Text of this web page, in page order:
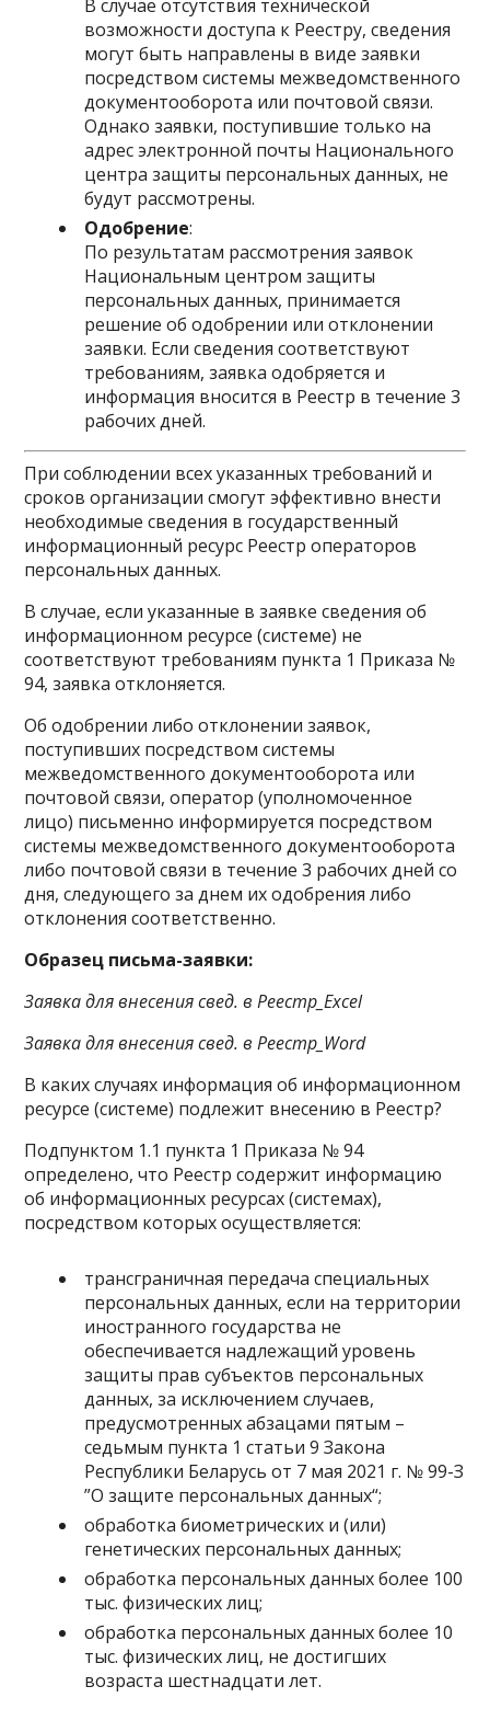
В случае отсутствия технической
возможности доступа к Реестру, сведения
могут быть направлены в виде заявки
посредством системы межведомственного
документооборота или почтовой связи.
Однако заявки, поступившие только на
адрес электронной почты Национального
центра защиты персональных данных, не
будут рассмотрены.
Одобрение:
По результатам рассмотрения заявок
Национальным центром защиты
персональных данных, принимается
решение об одобрении или отклонении
заявки. Если сведения соответствуют
требованиям, заявка одобряется и
информация вносится в Реестр в течение 3
рабочих дней.
При соблюдении всех указанных требований и
сроков организации смогут эффективно внести
необходимые сведения в государственный
информационный ресурс Реестр операторов
персональных данных.
В случае, если указанные в заявке сведения об
информационном ресурсе (системе) не
соответствуют требованиям пункта 1 Приказа №
94, заявка отклоняется.
Об одобрении либо отклонении заявок,
поступивших посредством системы
межведомственного документооборота или
почтовой связи, оператор (уполномоченное
лицо) письменно информируется посредством
системы межведомственного документооборота
либо почтовой связи в течение 3 рабочих дней со
дня, следующего за днем их одобрения либо
отклонения соответственно.
Образец письма-заявки:
Заявка для внесения свед. в Реестр_Excel
Заявка для внесения свед. в Реестр_Word
В каких случаях информация об информационном
ресурсе (системе) подлежит внесению в Реестр?
Подпунктом 1.1 пункта 1 Приказа № 94
определено, что Реестр содержит информацию
об информационных ресурсах (системах),
посредством которых осуществляется:
трансграничная передача специальных
персональных данных, если на территории
иностранного государства не
обеспечивается надлежащий уровень
защиты прав субъектов персональных
данных, за исключением случаев,
предусмотренных абзацами пятым –
седьмым пункта 1 статьи 9 Закона
Республики Беларусь от 7 мая 2021 г. № 99-З
”О защите персональных данных“;
обработка биометрических и (или)
генетических персональных данных;
обработка персональных данных более 100
тыс. физических лиц;
обработка персональных данных более 10
тыс. физических лиц, не достигших
возраста шестнадцати лет.